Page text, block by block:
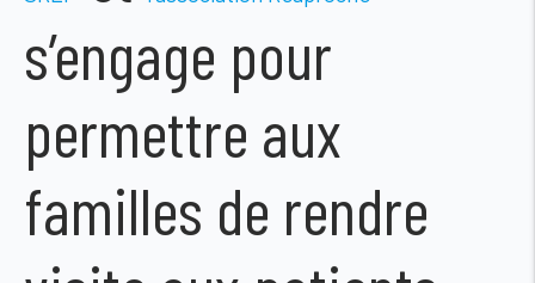
s’engage pour
permettre aux
familles de rendre